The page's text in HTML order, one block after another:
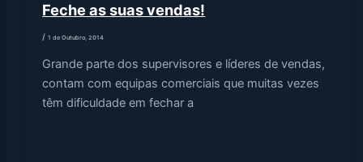
Feche as suas vendas!
/1 de Outubro, 2014
Grande parte dos supervisores e líderes de vendas,
contam com equipas comerciais que muitas vezes
têm dificuldade em fechar a